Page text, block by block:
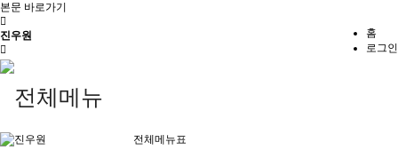
본문 바로가기
홈
로그인
진우원
전체메뉴표